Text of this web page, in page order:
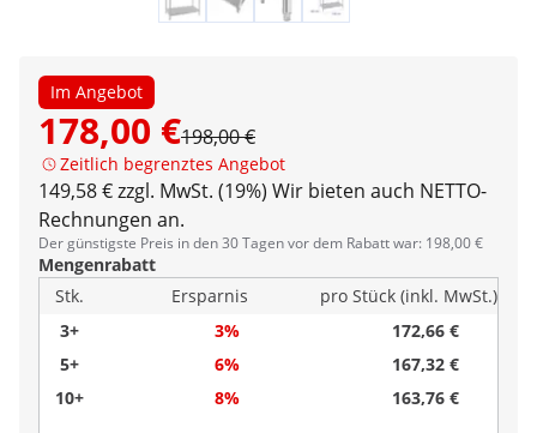
Im Angebot
178,00 €198,00 €
Zeitlich begrenztes Angebot
149,58 € zzgl. MwSt. (19%) Wir bieten auch NETTO-
Rechnungen an.
Der günstigste Preis in den 30 Tagen vor dem Rabatt war: 198,00 €
Mengenrabatt
Stk.
Ersparnis
pro Stück (inkl. MwSt.)
3+
3%
172,66 €
5+
6%
167,32 €
10+
8% 163,76 €